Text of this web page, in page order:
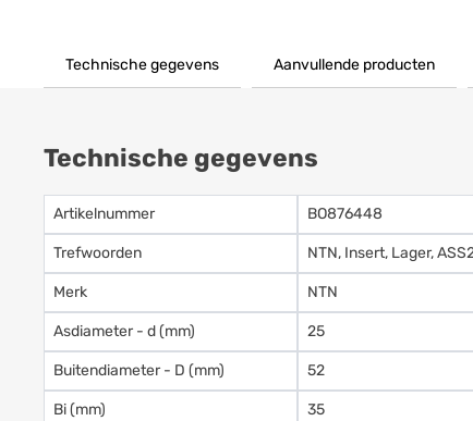
Technische gegevens Aanvullende producten
Technische gegevens
Artikelnummer BO876448
Trefwoorden NTN, Insert, Lager,
Merk NTN
Asdiameter - d (mm) 25
Buitendiameter - D (mm) 52
Bi (mm) 35